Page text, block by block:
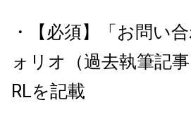
・【必須】「お問い
ォリオ（過去執筆記
RLを記載